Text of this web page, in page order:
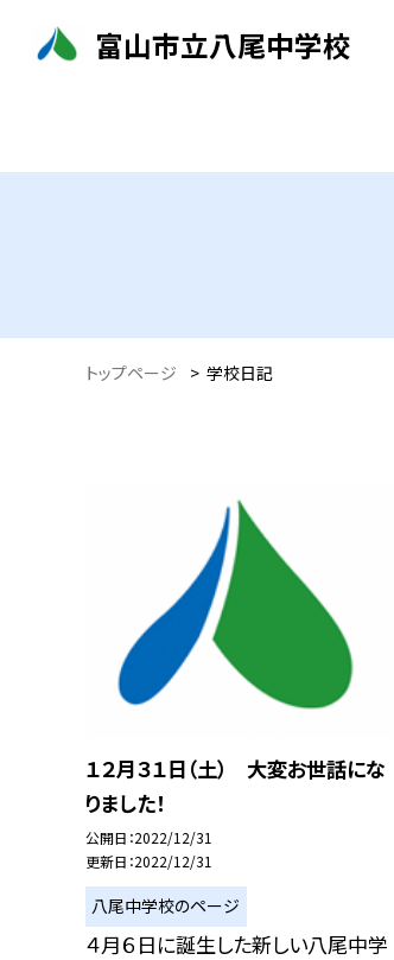
富山市立八尾中学校
トップページ > 学校日記
１２月３１日（土） 大変お世話にな
りました！
公開日 2022/12/31
更新日 2022/12/31
八尾中学校のページ
４月６日に誕生した新しい八尾中学